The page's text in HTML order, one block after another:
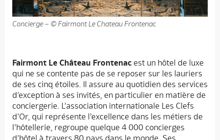
Concierge – © Fairmont Le Chateau Frontenac
Fairmont Le Château Frontenac est un hôtel de luxe
qui ne se contente pas de se reposer sur les lauriers
de ses cinq étoiles. Il assure au quotidien des services
d’exception à ses invités, en particulier en matière de
conciergerie. L’association internationale Les Clefs
d’Or, qui représente l’excellence dans les métiers de
l’hôtellerie, regroupe quelque 4 000 concierges